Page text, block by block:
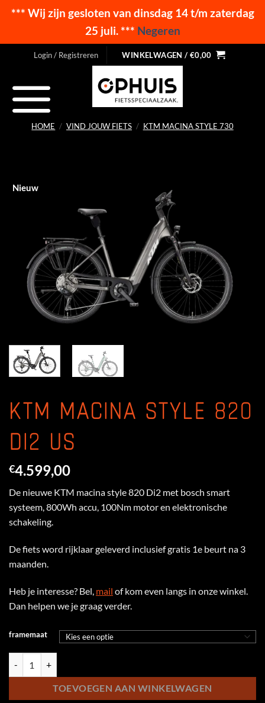
*** Wij zijn gesloten van dinsdag 14 t/m zaterdag
25 juli. *** Negeren
Login / Registreren WINKELWAGEN / €0,00
HOME / VIND JOUW FIETS / KTM MACINA STYLE 730
Nieuw
KTM MACINA STYLE 820
DI2 US
€4.599,00
De nieuwe KTM macina style 820 Di2 met bosch smart
systeem, 800Wh accu, 100Nm motor en elektronische
schakeling.
De fiets word rijklaar geleverd inclusief gratis 1e beurt na 3
maanden.
Heb je interesse? Bel, mail of kom even langs in onze winkel.
Dan helpen we je graag verder.
framemaat
TOEVOEGEN AAN WINKELWAGEN